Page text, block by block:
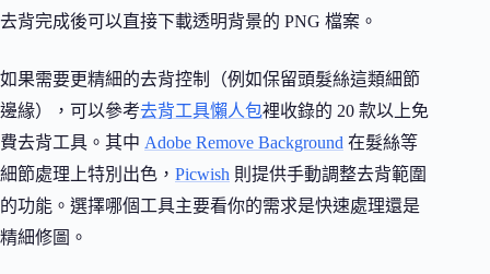
去背完成後可以直接下載透明背景的 PNG 檔案。
如果需要更精細的去背控制（例如保留頭髮絲這類細節
邊緣），可以參考去背工具懶人包裡收錄的 20 款以上免
費去背工具。其中 Adobe Remove Background 在髮絲等
細節處理上特別出色， Picwish 則提供手動調整去背範圍
的功能。選擇哪個工具主要看你的需求是快速處理還是
精細修圖。